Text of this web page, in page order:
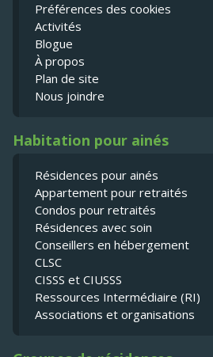
Préférences des cookies
Activités
Blogue
À propos
Plan de site
Nous joindre
Habitation pour ainés
Résidences pour ainés
Appartement pour retraités
Condos pour retraités
Résidences avec soin
Conseillers en hébergement
CLSC
CISSS et CIUSSS
Ressources Intermédiaire (RI)
Associations et organisations